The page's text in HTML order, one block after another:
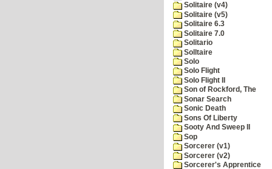
Solitaire (v4)
Solitaire (v5)
Solitaire 6.3
Solitaire 7.0
Solitario
Solltaire
Solo
Solo Flight
Solo Flight II
Son of Rockford, The
Sonar Search
Sonic Death
Sons Of Liberty
Sooty And Sweep II
Sop
Sorcerer (v1)
Sorcerer (v2)
Sorcerer's Apprentice